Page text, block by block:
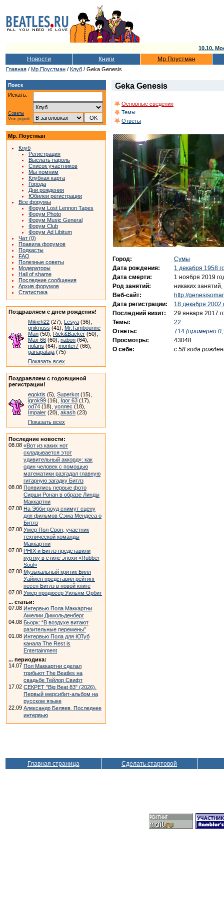
10.10.
Новости Книги Мр.Поустман
Главная / Мр.Поустман / Клуб / Geka Genesis
Поиск
Искать:
Советы
Vox populi
Мр. Поустман
Клуб
Регистрация
Выслать пароль
Список участников
Мы помним
Клубная карта
Города
Дни рождения
Юбилеи регистрации
Все форумы
Форум Lost Lennon Tapes
Форум Photo
Форум Music General
Форум Club
Форум Ad Libitum
Чат (0)
Правила форумов
Подкасты
FAQ
Полезные советы
Модераторы
Hall of shame
Последние сообщения
Архив форумов
Статистика
Поздравляем с днем рождения!
Mikich22 (27), Lesya (36),
gniknuss (41), Mr.Tambourine
Man (50), Rick&Backer (50),
Max 66 (60), nabon (64),
nolans (64), monter7 (66),
ganapataja (75)
Показать всех
Поздравляем с годовщиной
регистрации!
egoktis (5), Superkot (15),
igrok99 (16), Igor 63 (17),
od74 (18), уоллес (18),
Impaler (20), akash (23)
Показать всех
Последние новости:
08.08 «Вот из каких нот
складывается этот
удивительный аккорд»: как
один человек с помощью
математики разгадал главную
гитарную загадку Битлз
08.08 Появились первые фото
Сирши Ронан в образе Линды
Маккартни
07.08 На Эбби-роуд снимут сцену
для фильмов Сэма Мендеса о
Битлз
07.08 Умер Пол Свон, участник
технической команды
Маккартни
07.08 PHIX и Битлз представили
куртку в стиле эпохи «Rubber
Soul»
07.08 Музыкальный критик Билл
Уаймен представил рейтинг
песен Битлз в новой книге
07.08 Умер продюсер Уильям Орбит
... статьи:
07.08 Интервью Пола Маккартни
Амелии Димольденберг
04.08 Бьорк: “В воздухе витают
разительные перемены”
01.08 Интервью Пола для ЮТуб
канала The Rest is
Entertainment
... периодика:
14.07 Пол Маккартни сделал
трибьют The Beatles на
свадьбе Тейлор Свифт
17.02 СЕКРЕТ "Big Beat 83" (2026).
Первый мерсибит-альбом на
русском языке
22.09 Александр Беляев. Последнее
интервью
Geka Genesis
Основные сведения
Темы
Ответы
Город:
Сумы
Дата рождения:
1 декабря 1958
Дата смерти:
1 ноября 2019
Род занятий:
никаких
Веб-сайт:
http://
Дата регистрации:
18 декабря 2002
Последний визит:
29 января 2017
Темы:
22
Ответы:
714 (примерно
Просмотры:
43048
О себе:
с 58 года
Главная страница Сделать стартовой